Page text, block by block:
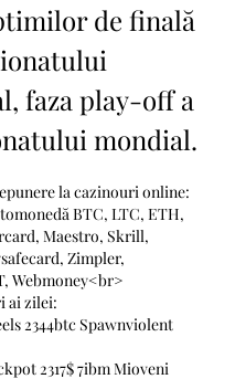
de finală
faza play-off a
mondial.
la cazinouri online:
BTC, LTC, ETH,
Maestro, Skrill,
Zimpler,
Webmoney<br>
ai zilei:
2344btc Spawnviolent
2317$ 7ibm Mioveni